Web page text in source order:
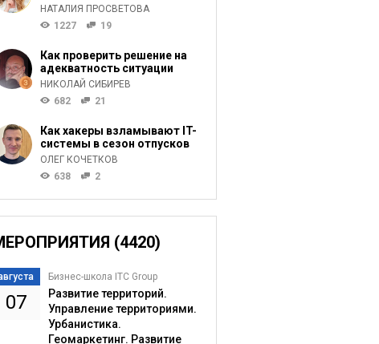
НАТАЛИЯ ПРОСВЕТОВА
1227
19
Как проверить решение на
адекватность ситуации
НИКОЛАЙ СИБИРЕВ
682
21
Как хакеры взламывают IT-
системы в сезон отпусков
ОЛЕГ КОЧЕТКОВ
638
2
(4420)
07
Бизнес-школа ITC Group
Развитие территорий.
Управление территориями.
Урбанистика.
Геомаркетинг. Развитие